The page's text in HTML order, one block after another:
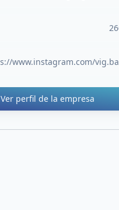
Ver perfil de la empresa